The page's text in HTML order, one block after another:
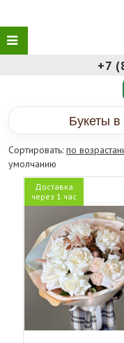
+7
Букеты
Сортировать: по
умолчанию
Доставка
через 1 час